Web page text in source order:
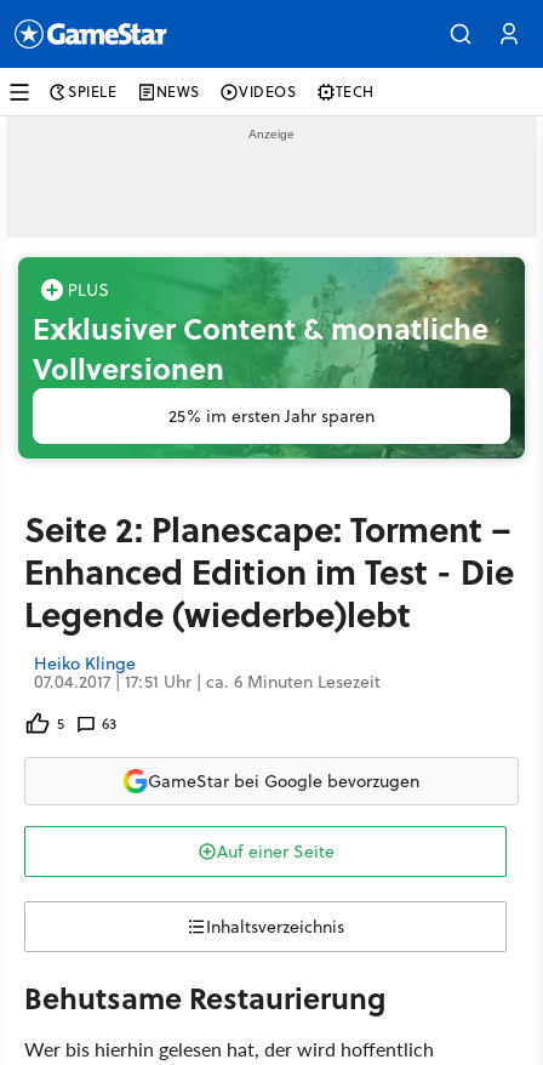
SPIELE NEWS VIDEOS TECH
Exklusiver Content & monatliche
Vollversionen
25% im ersten Jahr sparen
Seite 2: Planescape: Torment –
Enhanced Edition im Test - Die
Legende (wiederbe)lebt
Heiko Klinge
07.04.2017 | 17:51 Uhr | ca. 6 Minuten Lesezeit
5 63
GameStar bei Google bevorzugen
Auf einer Seite
Inhaltsverzeichnis
Behutsame Restaurierung
Wer bis hierhin gelesen hat, der wird hoffentlich